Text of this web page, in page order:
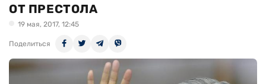
ОТ ПРЕСТОЛА
19 мая, 2017, 12:45
Поделиться